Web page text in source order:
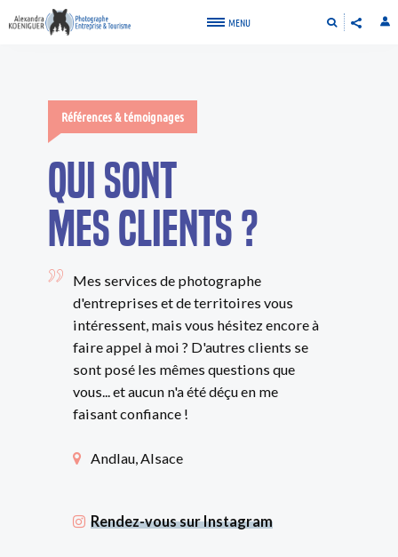
MENU
Références & témoignages
Qui sont
mes clients ?
Mes services de photographe
d'entreprises et de territoires vous
intéressent, mais vous hésitez encore à
faire appel à moi ? D'autres clients se
sont posé les mêmes questions que
vous... et aucun n'a été déçu en me
faisant confiance !
Andlau, Alsace
Rendez-vous sur Instagram